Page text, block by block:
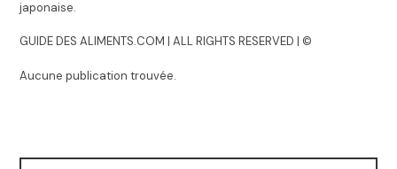
japonaise.
GUIDE DES ALIMENTS.COM | ALL RIGHTS RESERVED | ©
Aucune publication trouvée.